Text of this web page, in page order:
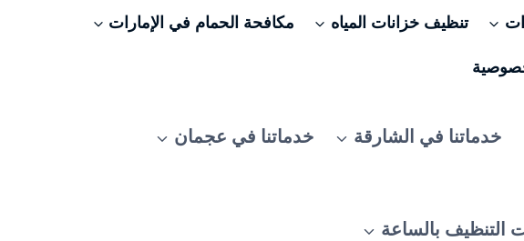
تنظيف خزانات المياه مكافحة الحمام في الإمارات
خدماتنا في الشارقة خدماتنا في عجمان
التنظيف بالساعة